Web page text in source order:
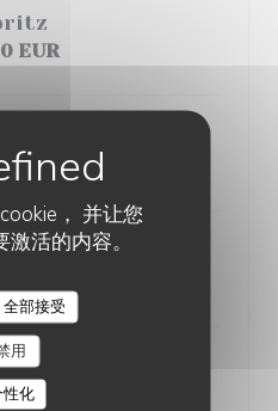
， 并让您
活的内容。
部接受
用
化
EUR
EUR
tonic
tonic
EUR
FOU